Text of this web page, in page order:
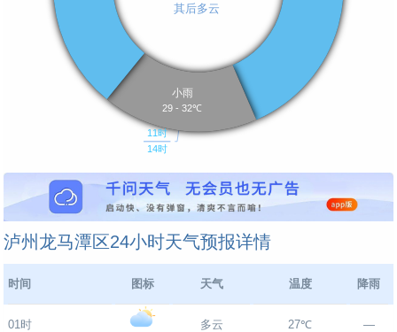
泸州龙马潭区24小时天气预报详情
时间 图标 天气 温度 降雨
01时 多云 27℃ —